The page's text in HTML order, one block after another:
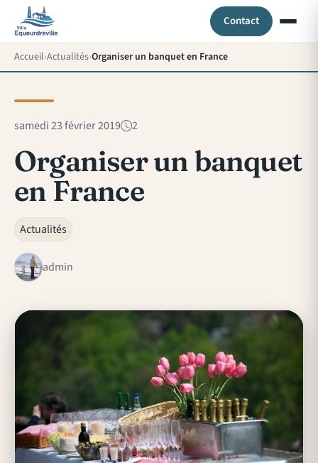
Contact
Accueil Actualités Organiser un banquet en France
samedi 23 février 2019 2
Organiser un banquet
en France
Actualités
admin